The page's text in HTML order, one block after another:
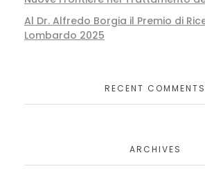
Al Dr. Alfredo Borgia il Premio di
Lombardo 2025
RECENT COMMENTS
ARCHIVES